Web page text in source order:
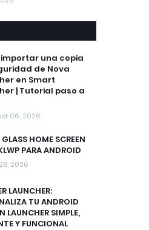
importar una copia
de Nova
en Smart
| Tutorial paso a
06, 2026
HOME SCREEN
PARA ANDROID
2026
LAUNCHER:
TU ANDROID
LAUNCHER SIMPLE,
Y FUNCIONAL